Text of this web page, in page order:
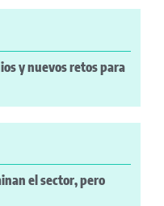
y nuevos retos para
el sector, pero